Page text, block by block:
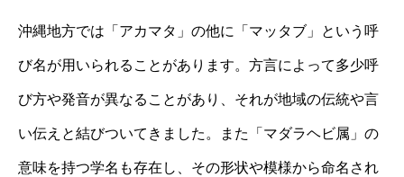
沖縄地方では「アカマタ」の他に「マッタブ」という呼
び名が用いられることがあります。方言によって多少呼
び方や発音が異なることがあり、それが地域の伝統や言
い伝えと結びついてきました。また「マダラヘビ属」の
意味を持つ学名も存在し、その形状や模様から命名され